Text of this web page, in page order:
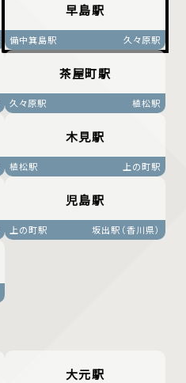
早島駅
備中箕島駅 久々原駅
茶屋町駅
久々原駅 植松駅
木見駅
植松駅 上の町駅
児島駅
上の町駅 坂出駅（香川県）
大元駅